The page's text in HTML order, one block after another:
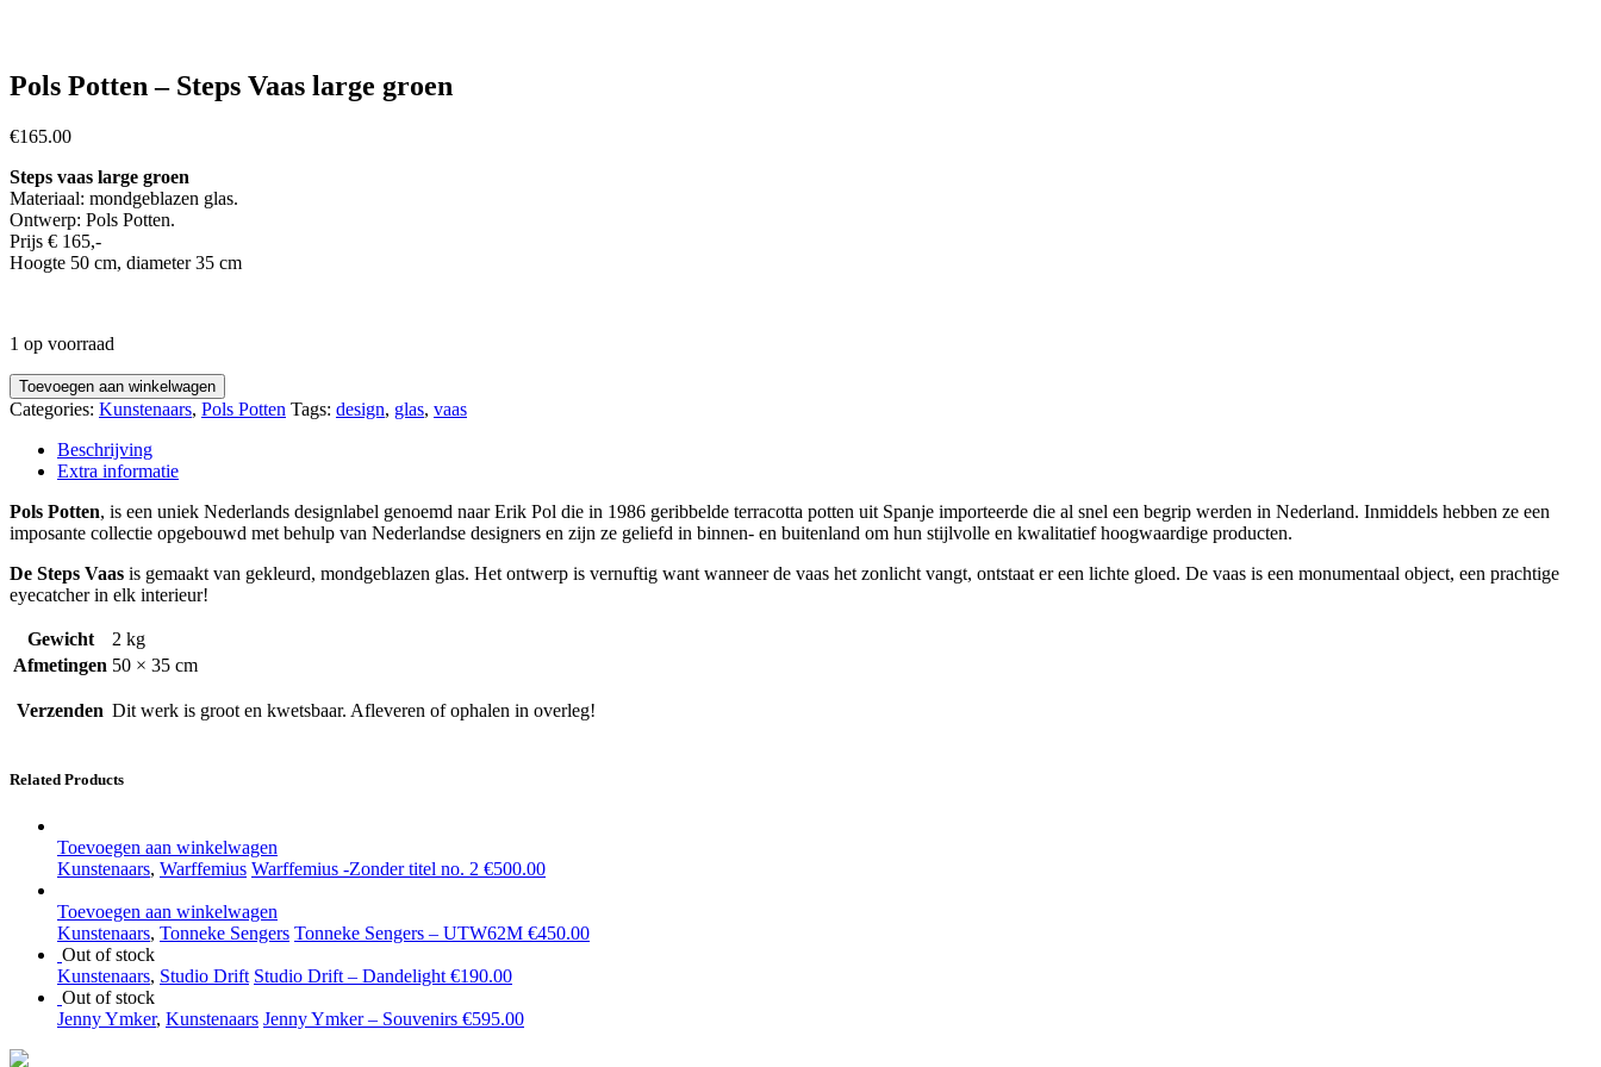
Pols Potten – Steps Vaas large groen
€165.00
Steps vaas large groen
Materiaal: mondgeblazen glas.
Ontwerp: Pols Potten.
Prijs € 165,-
Hoogte 50 cm, diameter 35 cm
1 op voorraad
Toevoegen aan winkelwagen
Categories: Kunstenaars, Pols Potten Tags: design, glas, vaas
Beschrijving
Extra informatie
Pols Potten, is een uniek Nederlands designlabel genoemd naar Erik Pol die in 1986 geribbelde terracotta potten uit Spanje importeerde die al snel een begrip werden in Nederland. Inmiddels hebben ze een
imposante collectie opgebouwd met behulp van Nederlandse designers en zijn ze geliefd in binnen- en buitenland om hun stijlvolle en kwalitatief hoogwaardige producten.
De Steps Vaas is gemaakt van gekleurd, mondgeblazen glas. Het ontwerp is vernuftig want wanneer de vaas het zonlicht vangt, ontstaat er een lichte gloed. De vaas is een monumentaal object, een prachtige
eyecatcher in elk interieur!
Gewicht
2 kg
Afmetingen 50 × 35 cm
Verzenden Dit werk is groot en kwetsbaar. Afleveren of ophalen in overleg!
Related Products
Toevoegen aan winkelwagen
Kunstenaars, Warffemius Warffemius -Zonder titel no. 2 €500.00
Toevoegen aan winkelwagen
Kunstenaars, Tonneke Sengers Tonneke Sengers – UTW62M €450.00
Out of stock
Kunstenaars, Studio Drift Studio Drift – Dandelight €190.00
Out of stock
Jenny Ymker, Kunstenaars Jenny Ymker – Souvenirs €595.00